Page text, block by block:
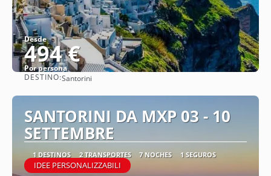
Desde
494 €
Por persona
DESTINO:Santorini
SANTORINI DA MXP 03 - 10
SETTEMBRE
1 DESTINOS 2 TRANSPORTES 7 NOCHES 1 SEGUROS
IDEE PERSONALIZZABILI